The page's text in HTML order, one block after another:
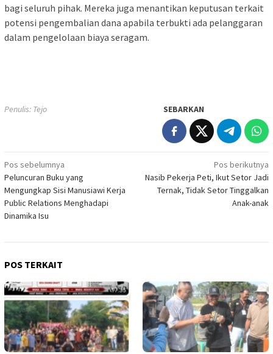
bagi seluruh pihak. Mereka juga menantikan keputusan terkait
potensi pengembalian dana apabila terbukti ada pelanggaran
dalam pengelolaan biaya seragam.
Penulis: Tejo SEBARKAN
Navigasi
pos
Pos sebelumnya
Peluncuran Buku yang
Mengungkap Sisi Manusiawi Kerja
Public Relations Menghadapi
Dinamika Isu
Pos berikutnya
Nasib Pekerja Peti, Ikut Setor Jadi
Ternak, Tidak Setor Tinggalkan
Anak-anak
POS TERKAIT